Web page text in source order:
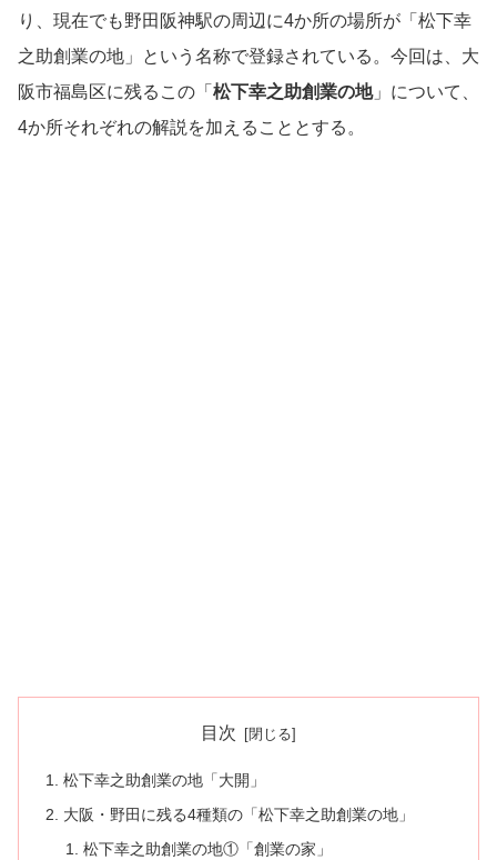
り、現在でも野田阪神駅の周辺に4か所の場所が「松下幸
之助創業の地」という名称で登録されている。今回は、大
阪市福島区に残るこの「 松下幸之助創業の地」について、
4か所それぞれの解説を加えることとする。
目次
松下幸之助創業の地「大開」
大阪・野田に残る4種類の「松下幸之助創業の地」
松下幸之助創業の地①「創業の家」